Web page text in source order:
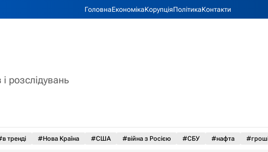
ГоловнаЕкономікаКорупціяПолітикаКонтакти
розслідувань
тренді #Нова Країна #США #війна з Росією #СБУ #нафта